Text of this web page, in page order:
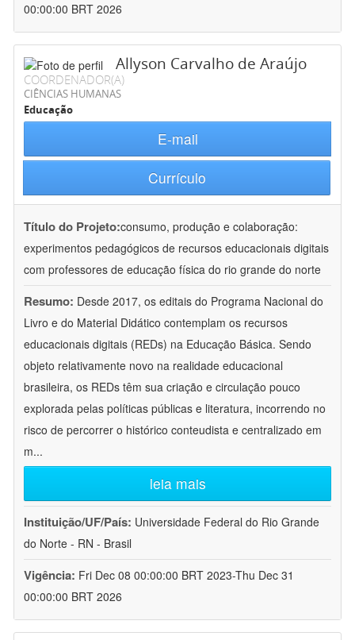
00:00:00 BRT 2026
Allyson Carvalho de Araújo
COORDENADOR(A)
CIÊNCIAS HUMANAS
Educação
E-mail
Currículo
Título do Projeto:consumo, produção e colaboração:
experimentos pedagógicos de recursos educacionais digitais
com professores de educação física do rio grande do norte
Resumo: Desde 2017, os editais do Programa Nacional do
Livro e do Material Didático contemplam os recursos
educacionais digitais (REDs) na Educação Básica. Sendo
objeto relativamente novo na realidade educacional
brasileira, os REDs têm sua criação e circulação pouco
explorada pelas políticas públicas e literatura, incorrendo no
risco de percorrer o histórico conteudista e centralizado em
m...
leia mais
Instituição/UF/País: Universidade Federal do Rio Grande
do Norte - RN - Brasil
Vigência: Fri Dec 08 00:00:00 BRT 2023-Thu Dec 31
00:00:00 BRT 2026